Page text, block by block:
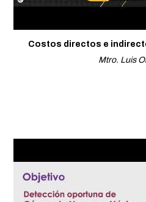
Costos directos e
Mtro. Luis